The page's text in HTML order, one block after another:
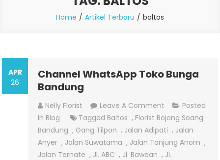
Home Artikel Terbaru baltos
APR
26
Channel WhatsApp Toko Bunga
Bandung
Nelly Florist Leave A Comment On
Channel
WhatsApp
Toko
Bunga
Posted
In Blog Tagged Baltos , Florist Bojong Soang
Bandung , Gang Tilpon , Jalan Adipati , Jalan
Anyer , Jalan Suwatama , Jalan Tanjung Anom ,
Jalan Ternate , Jl. ABC , Jl. Bawean , Jl.